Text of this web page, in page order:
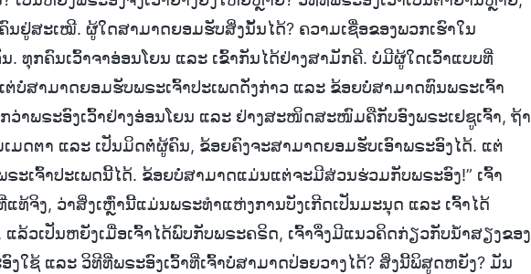
ນຢູ່ສະເໝີ. ຜູ້ໃດສາມາດຍອມຮັບສິ່ງນັ້ນໄດ້? ຄວາມເຊື່ອຂອງພວກເຮົາໃນ
. ທຸກຄົນເວົ້າຈາອ່ອນໂຍນ ແລະ ເຂົ້າກັນໄດ້ຢ່າງສາມັກຄີ. ບໍ່ມີຜູ້ໃດເວົ້າແບບທີ່
ຕ່ບໍ່ສາມາດຍອມຮັບພຣະເຈົ້າປະເພດດັ່ງກ່າວ ແລະ ຂ້ອຍບໍ່ສາມາດທົນພຣະເຈົ້າ
ວ່າພຣະອົງເວົ້າຢ່າງອ່ອນໂຍນ ແລະ ຢ່າງສະໜິດສະໜົມຄືກັບອົງພຣະເຢຊູເຈົ້າ, ຖ້າ
ມດຕາ ແລະ ເປັນມິດຕໍ່ຜູ້ຄົນ, ຂ້ອຍຄົງຈະສາມາດຍອມຮັບເອົາພຣະອົງໄດ້. ແຕ່
ະເຈົ້າປະເພດນີ້ໄດ້. ຂ້ອຍບໍ່ສາມາດແມ່ນແຕ່ຈະມີສ່ວນຮ່ວມກັບພຣະອົງ!” ເຈົ້າ
ທ້ຈິງ, ວ່າສິ່ງເຫຼົ່ານີ້ແມ່ນພຣະທຳແຫ່ງການບັງເກີດເປັນມະນຸດ ແລະ ເຈົ້າໄດ້
ລ້ວເປັນຫຍັງເມື່ອເຈົ້າໄດ້ພົບກັບພຣະຄຣິດ, ເຈົ້າຈຶ່ງມີແນວຄິດກ່ຽວກັບນ້ຳສຽງຂອງ
ງໃຊ້ ແລະ ວິທີທີ່ພຣະອົງເວົ້າທີ່ເຈົ້າບໍ່ສາມາດປ່ອຍວາງໄດ້? ສິ່ງນີ້ພິສູດຫຍັງ? ມັນ